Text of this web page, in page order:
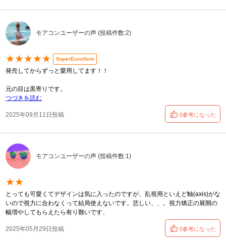
モアコンユーザーの声 (投稿件数:2)
★★★★★ SuperExcellent
発売してからずっと愛用してます！！
元の目は黒寄りです。
つづきを読む
2025年09月11日投稿 0参考になった
モアコンユーザーの声 (投稿件数:1)
★★
とっても可愛くてデザインは気に入ったのですが、乱視用といえど軸(axis)がな
いので視力に合わなくって結局使えないです。悲しい、、。視力矯正の展開の
幅増やしてもらえたら有り難いです、
2025年05月29日投稿 0参考になった